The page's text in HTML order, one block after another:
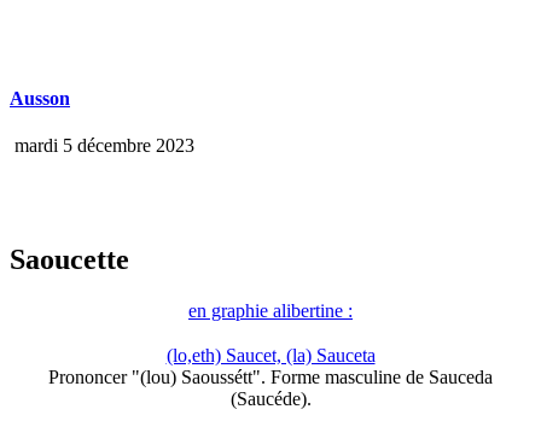
Ausson
mardi 5 décembre 2023
Saoucette
en graphie alibertine :
(lo,eth) Saucet, (la) Sauceta
Prononcer "(lou) Saoussétt". Forme masculine de Sauceda
(Saucéde).